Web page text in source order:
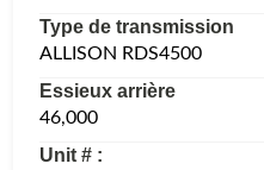
Type de transmission
ALLISON RDS4500
Essieux arrière
46,000
Unit # :